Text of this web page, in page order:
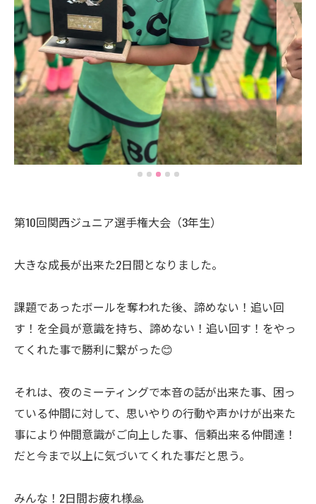
第10回関西ジュニア選手権大会（3年生）
大きな成長が出来た2日間となりました。
課題であったボールを奪われた後、諦めない！追い回
す！を全員が意識を持ち、諦めない！追い回す！をやっ
てくれた事で勝利に繋がった😊
それは、夜のミーティングで本音の話が出来た事、困っ
ている仲間に対して、思いやりの行動や声かけが出来た
事により仲間意識がご向上した事、信頼出来る仲間達！
だと今まで以上に気づいてくれた事だと思う。
みんな！2日間お疲れ様🙏